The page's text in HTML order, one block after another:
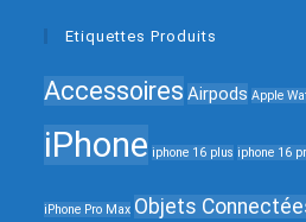
Etiquettes Produits
Accessoires Airpods Apple
iPhone iphone 16 plus iphone 16
iPhone Pro Max Objets